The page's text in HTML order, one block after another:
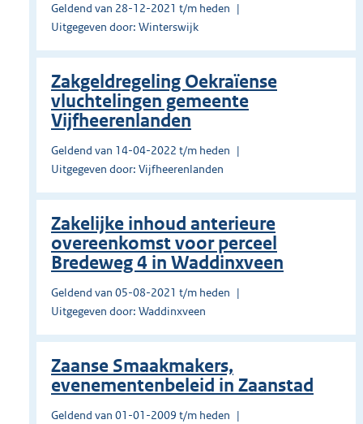
Geldend van 28-12-2021 t/m heden
Uitgegeven door: Winterswijk
Zakgeldregeling Oekraïense
vluchtelingen gemeente
Vijfheerenlanden
Geldend van 14-04-2022 t/m heden
Uitgegeven door: Vijfheerenlanden
Zakelijke inhoud anterieure
overeenkomst voor perceel
Bredeweg 4 in Waddinxveen
Geldend van 05-08-2021 t/m heden
Uitgegeven door: Waddinxveen
Zaanse Smaakmakers,
evenementenbeleid in Zaanstad
Geldend van 01-01-2009 t/m heden